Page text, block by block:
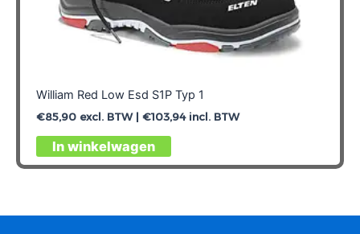
William Red Low Esd S1P Typ 1
€85,90excl. BTW | €103,94incl. BTW
In winkelwagen
Dit
product
variaties.